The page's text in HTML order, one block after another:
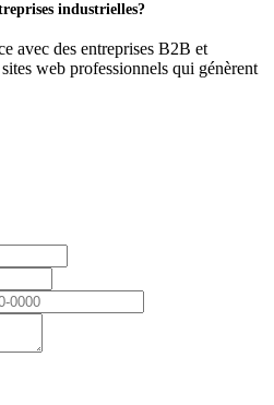
industrielles?
avec des entreprises B2B et
web professionnels qui génèrent